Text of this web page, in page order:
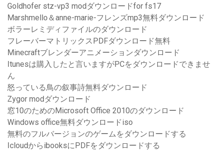
Goldhofer stz-vp3 modダウンロードfor fs17
Marshmello＆anne-marie-フレンズmp3無料ダウンロード
ボラーレミディファイルのダウンロード
フレーバーマトリックスPDFダウンロード無料
Minecraftブレンダーアニメーションダウンロード
Itunesは購入したと言いますがPCをダウンロードできませ
ん
怒っている鳥の叙事詩無料ダウンロード
Zygor modダウンロード
窓10のためのMicrosoft Office 2010のダウンロード
Windows office無料ダウンロードiso
無料のフルバージョンのゲームをダウンロードする
IcloudからibooksにPDFをダウンロードする